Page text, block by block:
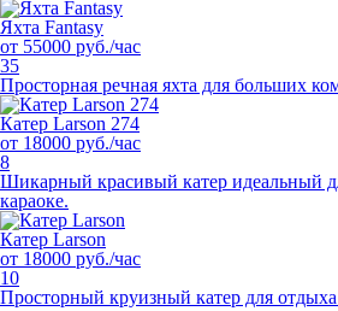
Яхта Fantasy
от 55000 руб./час
35
Просторная речная яхта для больших
Катер Larson 274
от 18000 руб./час
8
Шикарный красивый катер идеальный
караоке.
Катер Larson
от 18000 руб./час
10
Просторный круизный катер для